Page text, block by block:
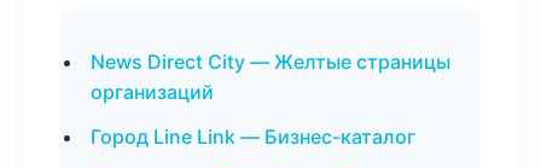
News Direct City — Желтые страницы
организаций
Город Line Link — Бизнес-каталог